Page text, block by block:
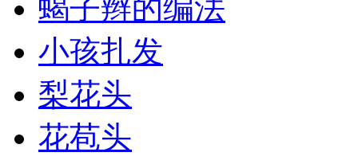
蝎子辫的编法
小孩扎发
梨花头
花苞头